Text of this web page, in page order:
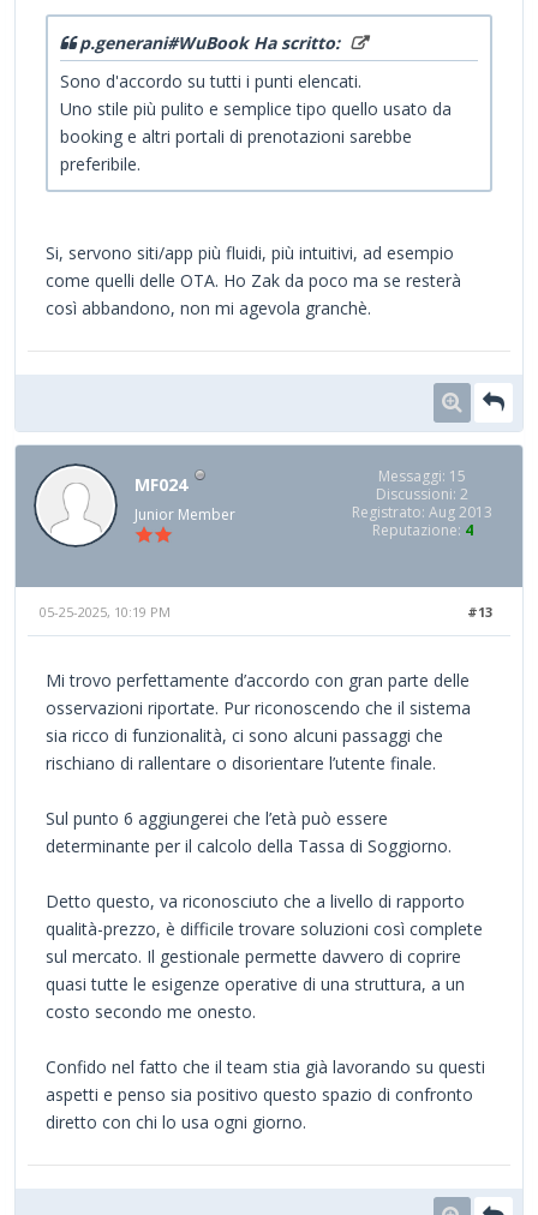
p.generani#WuBook Ha scritto:
Sono d'accordo su tutti i punti elencati.
Uno stile più pulito e semplice tipo quello usato da
booking e altri portali di prenotazioni sarebbe
preferibile.
Si, servono siti/app più fluidi, più intuitivi, ad esempio
come quelli delle OTA. Ho Zak da poco ma se resterà
così abbandono, non mi agevola granchè.
MF024
Junior Member
Messaggi: 15
Discussioni: 2
Registrato: Aug 2013
Reputazione: 4
#13
05-25-2025, 10:19 PM
Mi trovo perfettamente d’accordo con gran parte delle
osservazioni riportate. Pur riconoscendo che il sistema
sia ricco di funzionalità, ci sono alcuni passaggi che
rischiano di rallentare o disorientare l’utente finale.
Sul punto 6 aggiungerei che l’età può essere
determinante per il calcolo della Tassa di Soggiorno.
Detto questo, va riconosciuto che a livello di rapporto
qualità-prezzo, è difficile trovare soluzioni così complete
sul mercato. Il gestionale permette davvero di coprire
quasi tutte le esigenze operative di una struttura, a un
costo secondo me onesto.
Confido nel fatto che il team stia già lavorando su questi
aspetti e penso sia positivo questo spazio di confronto
diretto con chi lo usa ogni giorno.